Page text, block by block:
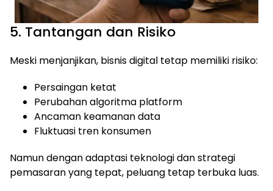
5. Tantangan dan Risiko
Meski menjanjikan, bisnis digital tetap memiliki risiko:
Persaingan ketat
Perubahan algoritma platform
Ancaman keamanan data
Fluktuasi tren konsumen
Namun dengan adaptasi teknologi dan strategi
pemasaran yang tepat, peluang tetap terbuka luas.